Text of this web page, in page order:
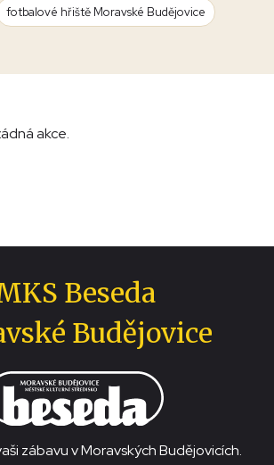
fotbalové hřiště Moravské Budějovice
akce.
Beseda
Budějovice
zábavu v Moravských Budějovicích.